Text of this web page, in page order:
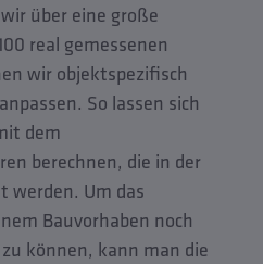
über eine große
real gemessenen
wir objektspezifisch
So lassen sich
dem
berechnen, die in der
werden. Um das
Bauvorhaben noch
können, kann man die